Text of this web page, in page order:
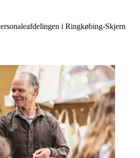
i Ringkøbing-Skjern